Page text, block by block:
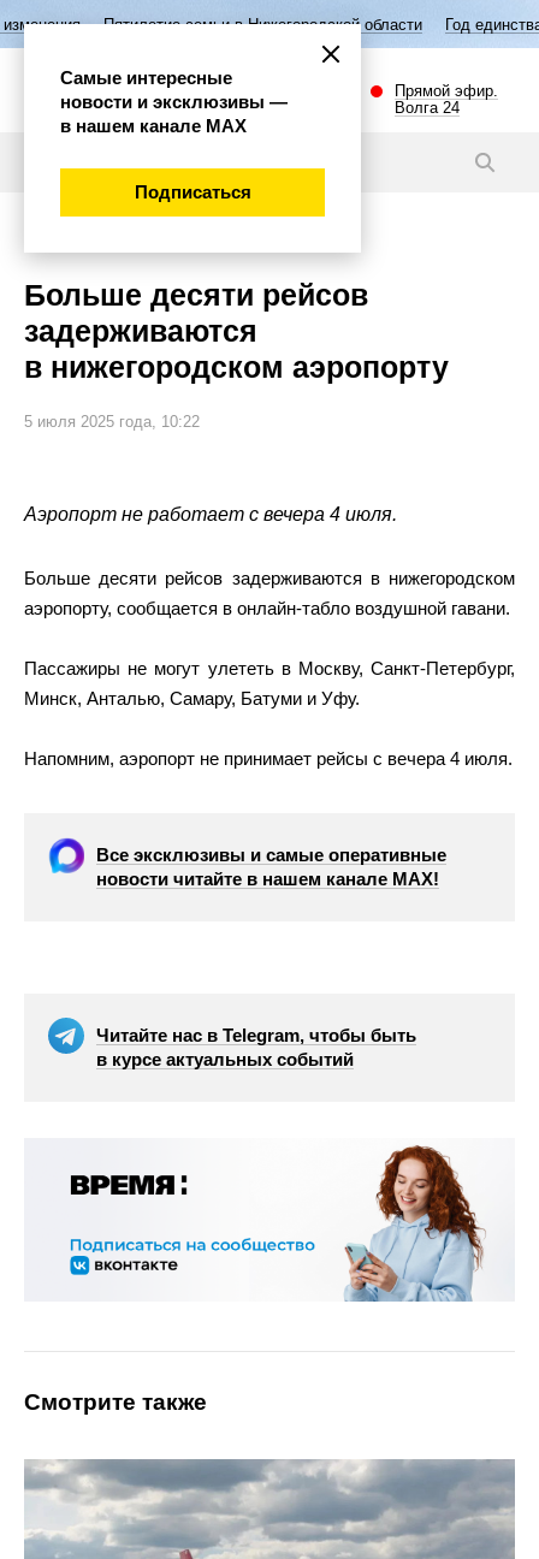
Пятилетие семьи в Нижегородской области Год единства народов
Прямой эфир.
Волга 24
Больше десяти рейсов
задерживаются
в нижегородском аэропорту
5 июля 2025 года, 10:22
Аэропорт не работает с вечера 4 июля.
Больше десяти рейсов задерживаются в нижегородском
аэропорту, сообщается в онлайн-табло воздушной гавани.
Пассажиры не могут улететь в Москву, Санкт-Петербург,
Минск, Анталью, Самару, Батуми и Уфу.
Напомним, аэропорт не принимает рейсы с вечера 4 июля.
Все эксклюзивы и самые оперативные
новости читайте в нашем канале МАХ!
Читайте нас в Telegram, чтобы быть
в курсе актуальных событий
Смотрите также
Самые интересные
новости и эксклюзивы —
в нашем канале МАХ
Подписаться